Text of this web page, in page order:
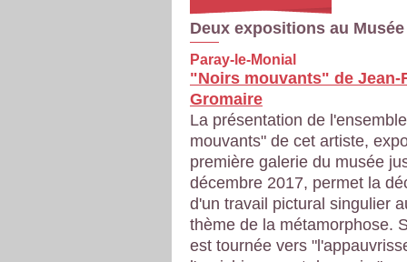
Deux expositions au
Paray-le-Monial
"Noirs mouvants" de Jean-
Gromaire
La présentation de
mouvants" de cet artiste,
première galerie du musée
décembre 2017, permet la
d'un travail pictural singulier
thème de la métamorphose.
est tournée vers